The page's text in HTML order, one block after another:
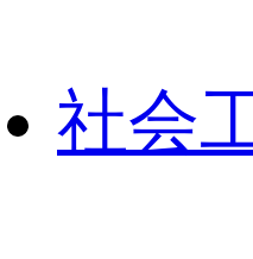
社会